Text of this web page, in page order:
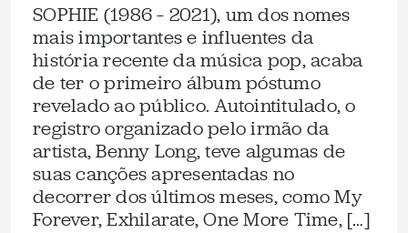
SOPHIE (1986 – 2021), um dos nomes
mais importantes e influentes da
história recente da música pop, acaba
de ter o primeiro álbum póstumo
revelado ao público. Autointitulado, o
registro organizado pelo irmão da
artista, Benny Long, teve algumas de
suas canções apresentadas no
decorrer dos últimos meses, como My
Forever, Exhilarate, One More Time, […]